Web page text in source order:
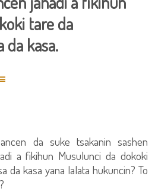
tare da
da kasa.
da suke tsakanin sashen
a fikihun Musulunci da dokoki
da kasa yana lalata hukuncin? To